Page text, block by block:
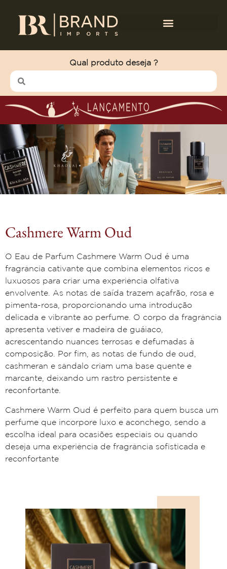
Qual produto deseja ?
Cashmere Warm Oud
O Eau de Parfum Cashmere Warm Oud é uma
fragrância cativante que combina elementos ricos e
luxuosos para criar uma experiência olfativa
envolvente. As notas de saída trazem açafrão, rosa e
pimenta-rosa, proporcionando uma introdução
delicada e vibrante ao perfume. O corpo da fragrância
apresenta vetiver e madeira de guáiaco,
acrescentando nuances terrosas e defumadas à
composição. Por fim, as notas de fundo de oud,
cashmeran e sândalo criam uma base quente e
marcante, deixando um rastro persistente e
reconfortante.
Cashmere Warm Oud é perfeito para quem busca um
perfume que incorpore luxo e aconchego, sendo a
escolha ideal para ocasiões especiais ou quando
deseja uma experiência de fragrância sofisticada e
reconfortante